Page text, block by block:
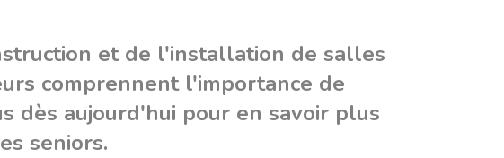
et de l'installation de salles
comprennent l'importance de
dès aujourd'hui pour en savoir plus
seniors.